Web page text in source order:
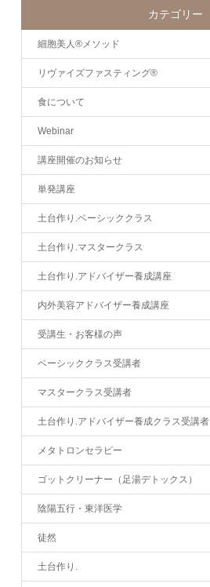
カテゴリー
細胞美人®メソッド
リヴァイズファスティング®
食について
Webinar
講座開催のお知らせ
単発講座
土台作り.ベーシッククラス
土台作り.マスタークラス
土台作り.アドバイザー養成講座
内外美容アドバイザー養成講座
受講生・お客様の声
ベーシッククラス受講者
マスタークラス受講者
土台作り.アドバイザー養成クラス受講者
メタトロンセラピー
ゴットクリーナー（足湯デトックス）
陰陽五行・東洋医学
徒然
土台作り.